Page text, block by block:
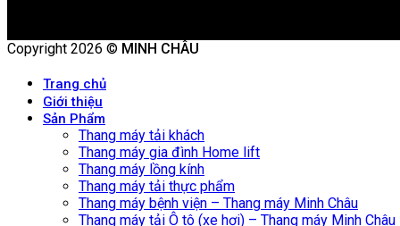
Copyright 2026 © MINH CHÂU
Trang chủ
Giới thiệu
Sản Phẩm
Thang máy tải khách
Thang máy gia đình Home lift
Thang máy lồng kính
Thang máy tải thực phẩm
Thang máy bệnh viện – Thang máy Minh Châu
Thang máy tải Ô tô (xe hơi) – Thang máy Minh Châu